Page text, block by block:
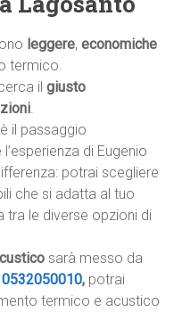
leggere,economiche
termico.
ilgiusto
.
è il passaggio
di Eugenio
potrai scegliere
che si adatta al tuo
tra le diverse opzioni di
sarà messo da
0532050010, potrai
termico e acustico